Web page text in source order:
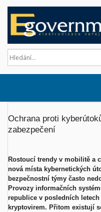
Ochrana proti
zabezpečení
Rostoucí trendy v mobilitě a
nová místa kybernetických
bezpečnostní týmy často
Provozy informačních
republice v posledních
kryptovirem. Přitom existují